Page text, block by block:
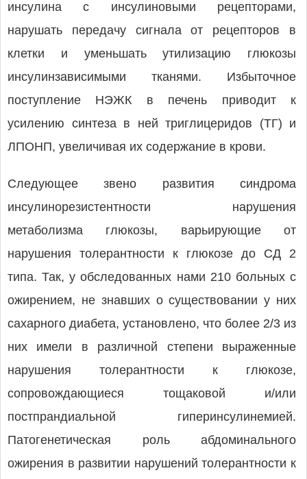
инсулина с инсулиновыми рецепторами,
нарушать передачу сигнала от рецепторов в
клетки и уменьшать утилизацию глюкозы
инсулинзависимыми тканями. Избыточное
поступление НЭЖК в печень приводит к
усилению синтеза в ней триглицеридов (ТГ) и
ЛПОНП, увеличивая их содержание в крови.
Следующее звено развития синдрома
инсулинорезистентности нарушения
метаболизма глюкозы, варьирующие от
нарушения толерантности к глюкозе до СД 2
типа. Так, у обследованных нами 210 больных с
ожирением, не знавших о существовании у них
сахарного диабета, установлено, что более 2/3 из
них имели в различной степени выраженные
нарушения толерантности к глюкозе,
сопровождающиеся тощаковой и/или
постпрандиальной гиперинсулинемией.
Патогенетическая роль абдоминального
ожирения в развитии нарушений толерантности к